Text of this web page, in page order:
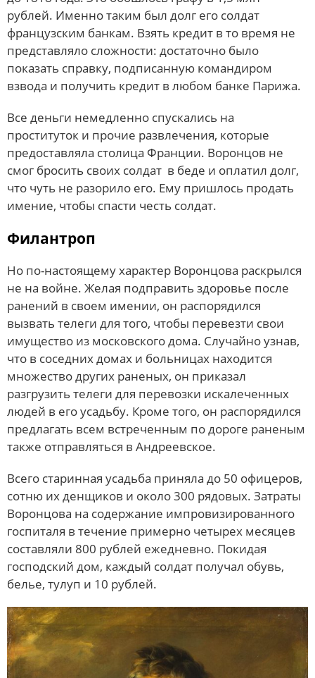
рублей. Именно таким был долг его солдат
французским банкам. Взять кредит в то время не
представляло сложности: достаточно было
показать справку, подписанную командиром
взвода и получить кредит в любом банке Парижа.
Все деньги немедленно спускались на
проституток и прочие развлечения, которые
предоставляла столица Франции. Воронцов не
смог бросить своих солдат в беде и оплатил долг,
что чуть не разорило его. Ему пришлось продать
имение, чтобы спасти честь солдат.
Филантроп
Но по-настоящему характер Воронцова раскрылся
не на войне. Желая подправить здоровье после
ранений в своем имении, он распорядился
вызвать телеги для того, чтобы перевезти свои
имущество из московского дома. Случайно узнав,
что в соседних домах и больницах находится
множество других раненых, он приказал
разгрузить телеги для перевозки искалеченных
людей в его усадьбу. Кроме того, он распорядился
предлагать всем встреченным по дороге раненым
также отправляться в Андреевское.
Всего старинная усадьба приняла до 50 офицеров,
сотню их денщиков и около 300 рядовых. Затраты
Воронцова на содержание импровизированного
госпиталя в течение примерно четырех месяцев
составляли 800 рублей ежедневно. Покидая
господский дом, каждый солдат получал обувь,
белье, тулуп и 10 рублей.